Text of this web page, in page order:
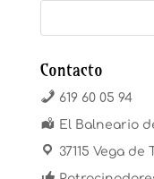
Contacto
619 60 05 94
El Balneario
37115 Vega